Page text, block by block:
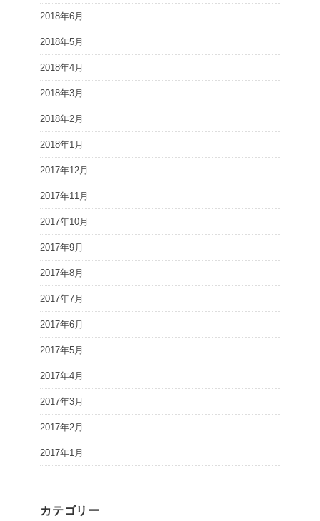
2018年6月
2018年5月
2018年4月
2018年3月
2018年2月
2018年1月
2017年12月
2017年11月
2017年10月
2017年9月
2017年8月
2017年7月
2017年6月
2017年5月
2017年4月
2017年3月
2017年2月
2017年1月
カテゴリー